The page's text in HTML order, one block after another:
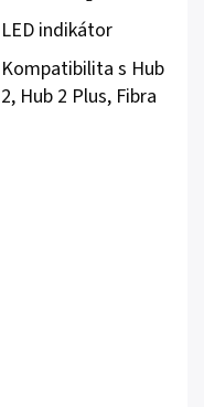
LED indikátor
Kompatibilita s Hub
2, Hub 2 Plus, Fibra